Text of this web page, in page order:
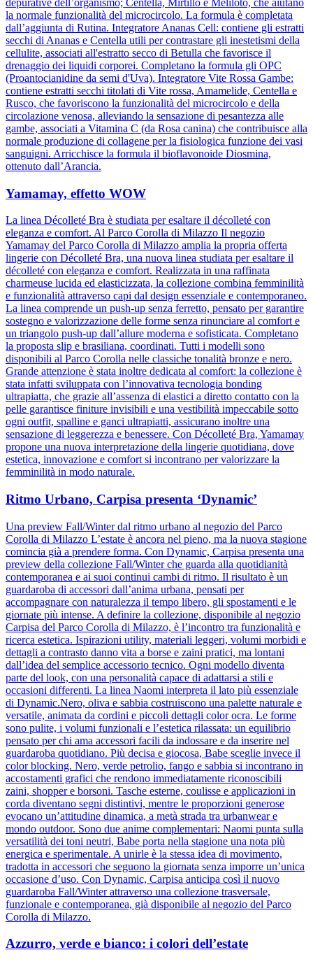
la normale funzionalità del microcircolo. La formula è completata
dall’aggiunta di Rutina. Integratore Ananas Cell: contiene gli estratti
secchi di Ananas e Centella utili per contrastare gli inestetismi della
cellulite, associati all'estratto secco di Betulla che favorisce il
drenaggio dei liquidi corporei. Completano la formula gli OPC
(Proantocianidine da semi d'Uva). Integratore Vite Rossa Gambe:
contiene estratti secchi titolati di Vite rossa, Amamelide, Centella e
Rusco, che favoriscono la funzionalità del microcircolo e della
circolazione venosa, alleviando la sensazione di pesantezza alle
gambe, associati a Vitamina C (da Rosa canina) che contribuisce alla
normale produzione di collagene per la fisiologica funzione dei vasi
sanguigni. Arricchisce la formula il bioflavonoide Diosmina,
ottenuto dall’Arancia.
Yamamay, effetto WOW
La linea Décolleté Bra è studiata per esaltare il décolleté con
eleganza e comfort. Al Parco Corolla di Milazzo Il negozio
Yamamay del Parco Corolla di Milazzo amplia la propria offerta
lingerie con Décolleté Bra, una nuova linea studiata per esaltare il
décolleté con eleganza e comfort. Realizzata in una raffinata
charmeuse lucida ed elasticizzata, la collezione combina femminilità
e funzionalità attraverso capi dal design essenziale e contemporaneo.
La linea comprende un push-up senza ferretto, pensato per garantire
sostegno e valorizzazione delle forme senza rinunciare al comfort e
un triangolo push-up dall’allure moderna e sofisticata. Completano
la proposta slip e brasiliana, coordinati. Tutti i modelli sono
disponibili al Parco Corolla nelle classiche tonalità bronze e nero.
Grande attenzione è stata inoltre dedicata al comfort: la collezione è
stata infatti sviluppata con l’innovativa tecnologia bonding
ultrapiatta, che grazie all’assenza di elastici a diretto contatto con la
pelle garantisce finiture invisibili e una vestibilità impeccabile sotto
ogni outfit, spalline e ganci ultrapiatti, assicurano inoltre una
sensazione di leggerezza e benessere. Con Décolleté Bra, Yamamay
propone una nuova interpretazione della lingerie quotidiana, dove
estetica, innovazione e comfort si incontrano per valorizzare la
femminilità in modo naturale.
Ritmo Urbano, Carpisa presenta ‘Dynamic’
Una preview Fall/Winter dal ritmo urbano al negozio del Parco
Corolla di Milazzo L’estate è ancora nel pieno, ma la nuova stagione
comincia già a prendere forma. Con Dynamic, Carpisa presenta una
preview della collezione Fall/Winter che guarda alla quotidianità
contemporanea e ai suoi continui cambi di ritmo. Il risultato è un
guardaroba di accessori dall’anima urbana, pensati per
accompagnare con naturalezza il tempo libero, gli spostamenti e le
giornate più intense. A definire la collezione, disponibile al negozio
Carpisa del Parco Corolla di Milazzo, è l’incontro tra funzionalità e
ricerca estetica. Ispirazioni utility, materiali leggeri, volumi morbidi e
dettagli a contrasto danno vita a borse e zaini pratici, ma lontani
dall’idea del semplice accessorio tecnico. Ogni modello diventa
parte del look, con una personalità capace di adattarsi a stili e
occasioni differenti. La linea Naomi interpreta il lato più essenziale
di Dynamic.Nero, oliva e sabbia costruiscono una palette naturale e
versatile, animata da cordini e piccoli dettagli color ocra. Le forme
sono pulite, i volumi funzionali e l’estetica rilassata: un equilibrio
pensato per chi ama accessori facili da indossare e da inserire nel
guardaroba quotidiano. Più decisa e giocosa, Babe sceglie invece il
color blocking. Nero, verde petrolio, fango e sabbia si incontrano in
accostamenti grafici che rendono immediatamente riconoscibili
zaini, shopper e borsoni. Tasche esterne, coulisse e applicazioni in
corda diventano segni distintivi, mentre le proporzioni generose
evocano un’attitudine dinamica, a metà strada tra urbanwear e
mondo outdoor. Sono due anime complementari: Naomi punta sulla
versatilità dei toni neutri, Babe porta nella stagione una nota più
energica e sperimentale. A unirle è la stessa idea di movimento,
tradotta in accessori che seguono la giornata senza imporre un’unica
occasione d’uso. Con Dynamic, Carpisa anticipa così il nuovo
guardaroba Fall/Winter attraverso una collezione trasversale,
funzionale e contemporanea, già disponibile al negozio del Parco
Corolla di Milazzo.
Azzurro, verde e bianco: i colori dell’estate